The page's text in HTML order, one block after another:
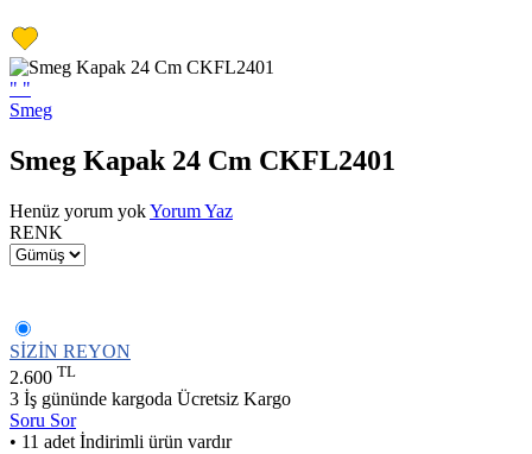
" "
Smeg
Smeg Kapak 24 Cm CKFL2401
Henüz yorum yokYorum Yaz
RENK
SİZİN REYON
2.600 TL
3 İş gününde kargoda Ücretsiz Kargo
Soru Sor
• 11 adet İndirimli ürün vardır